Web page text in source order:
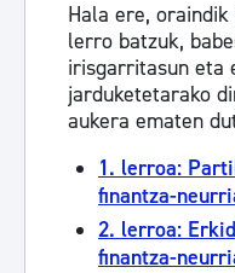
Hala ere,
lerro batzuk,
irisgarritasun eta
jarduketetarako
aukera ematen
1. lerroa:
finantza-
2. lerroa:
finantza-